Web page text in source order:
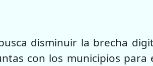
disminuir la brecha
con los municipios para